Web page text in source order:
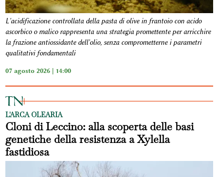
L'acidificazione controllata della pasta di olive in frantoio con acido
ascorbico o malico rappresenta una strategia promettente per arricchire
la frazione antiossidante dell'olio, senza comprometterne i parametri
qualitativi fondamentali
07 agosto 2026 | 14:00
L'ARCA OLEARIA
Cloni di Leccino: alla scoperta delle basi
genetiche della resistenza a Xylella
fastidiosa